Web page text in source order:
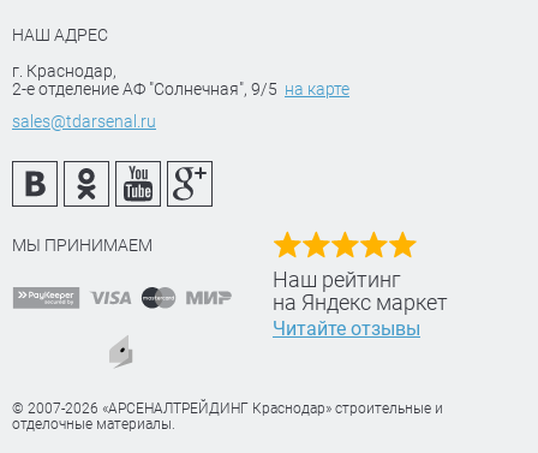
НАШ АДРЕС
г. Краснодар,
2-е отделение АФ "Солнечная", 9/5 на карте
sales@tdarsenal.ru
МЫ ПРИНИМАЕМ
Наш рейтинг
на Яндекс маркет
Читайте отзывы
© 2007-2026 «АРСЕНАЛТРЕЙДИНГ Краснодар» строительные и
отделочные материалы.